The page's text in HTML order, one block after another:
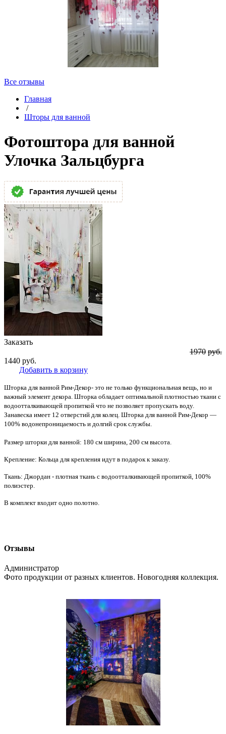
Все отзывы
Главная
/
Шторы для ванной
Фотоштора для ванной
Улочка Зальцбурга
Заказать
1970 руб.
1440 руб.
Добавить в корзину
Шторка для ванной Рим-Декор- это не только функциональная вещь, но и
важный элемент декора. Шторка обладает оптимальной плотностью ткани с
водоотталкивающей пропиткой что не позволяет пропускать воду.
Занавеска имеет 12 отверстий для колец. Шторка для ванной Рим-Декор —
100% водонепроницаемость и долгий срок службы.
Размер шторки для ванной: 180 см ширина, 200 см высота.
Крепление: Кольца для крепления идут в подарок к заказу.
Ткань: Джордан - плотная ткань с водоотталкивающей пропиткой, 100%
полиэстер.
В комплект входит одно полотно.
Отзывы
Администратор
Фото продукции от разных клиентов. Новогодняя коллекция.